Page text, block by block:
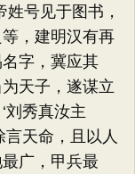
号见于图书，
，建明汉有再
字，冀应其
天子，遂谋立
刘秀真汝主
言天命，且以人
广，甲兵最